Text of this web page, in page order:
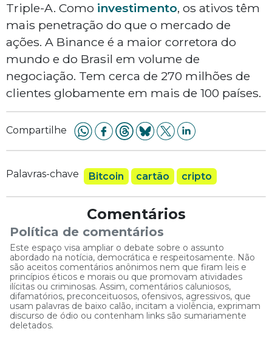
Triple-A. Como investimento, os ativos têm
mais penetração do que o mercado de
ações. A Binance é a maior corretora do
mundo e do Brasil em volume de
negociação. Tem cerca de 270 milhões de
clientes globamente em mais de 100 países.
Compartilhe
Palavras-chave Bitcoin cartão cripto
Comentários
Política de comentários
Este espaço visa ampliar o debate sobre o assunto
abordado na notícia, democrática e respeitosamente. Não
são aceitos comentários anônimos nem que firam leis e
princípios éticos e morais ou que promovam atividades
ilícitas ou criminosas. Assim, comentários caluniosos,
difamatórios, preconceituosos, ofensivos, agressivos, que
usam palavras de baixo calão, incitam a violência, exprimam
discurso de ódio ou contenham links são sumariamente
deletados.